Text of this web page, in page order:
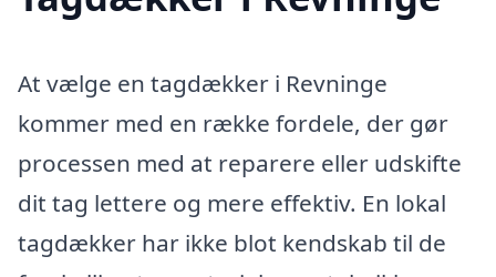
At vælge en tagdækker i Revninge
kommer med en række fordele, der gør
processen med at reparere eller udskifte
dit tag lettere og mere effektiv. En lokal
tagdækker har ikke blot kendskab til de